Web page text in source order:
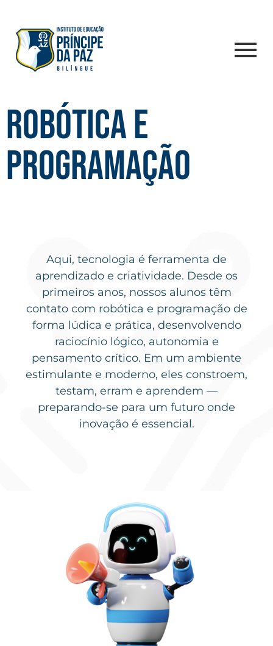
ROBÓTICA E
PROGRAMAÇÃO
Aqui, tecnologia é ferramenta de
aprendizado e criatividade. Desde os
primeiros anos, nossos alunos têm
contato com robótica e programação de
forma lúdica e prática, desenvolvendo
raciocínio lógico, autonomia e
pensamento crítico. Em um ambiente
estimulante e moderno, eles constroem,
testam, erram e aprendem —
preparando-se para um futuro onde
inovação é essencial.